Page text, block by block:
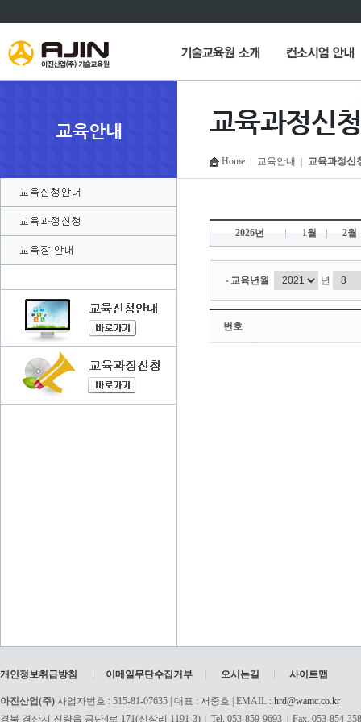
Home 교육안내 교육과정신
2026년 1월 2월
교육년월 년
번호
개인정보취급방침 이메일무단수집거부 오시는길 사이트맵
아진산업(주) 사업자번호 : 515-81-07635 | 대표 : 서중호 | EMAIL : hrd@wamc.co.kr
경북 경산시 진량읍 공단4로 171(신상리 1191-3)
Tel. 053-859-9693
Fax. 053-854-